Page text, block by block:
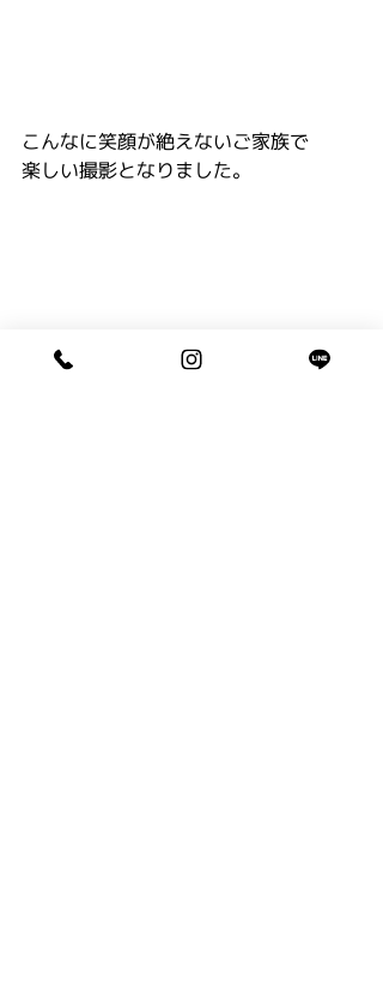
こんなに笑顔が絶えないご家族で
楽しい撮影となりました。
つづく・・・